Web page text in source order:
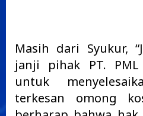
Masih dari Syukur,
janji pihak PT.
untuk
terkesan omong